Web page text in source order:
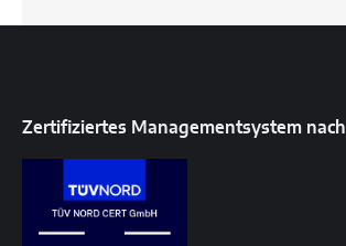
Zertifiziertes Managementsystem nach